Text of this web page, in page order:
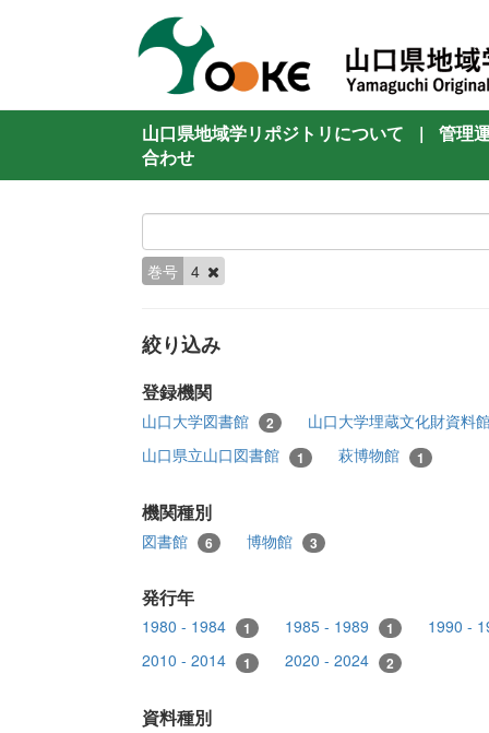
山口県地域学リポジトリについて |
管理
合わせ
巻号 4
絞り込み
登録機関
山口大学図書館 2
山口大学埋蔵文化財資料
山口県立山口図書館
1 萩博物館 1
機関種別
図書館 6 博物館 3
発行年
1980 - 1984 1 1985 - 1989 1
1990 -
2010 - 2014
1 2020 - 2024 2
資料種別